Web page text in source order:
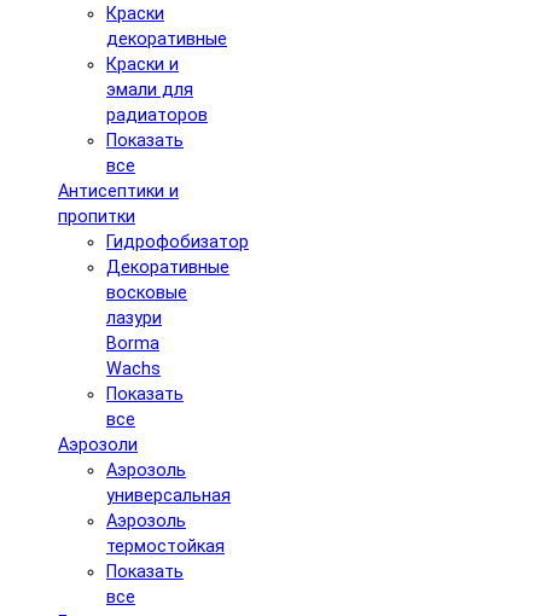
Краски
декоративные
Краски и
эмали для
радиаторов
Показать
все
Антисептики и
пропитки
Гидрофобизатор
Декоративные
восковые
лазури
Borma
Wachs
Показать
все
Аэрозоли
Аэрозоль
универсальная
Аэрозоль
термостойкая
Показать
все